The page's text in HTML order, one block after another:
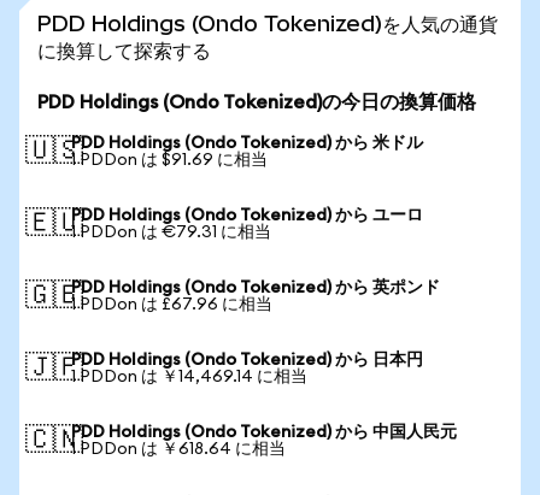
PDD Holdings (Ondo Tokenized)を人気の通貨
に換算して探索する
PDD Holdings (Ondo Tokenized)の今日の換算価格
🇺🇸PDD Holdings (Ondo Tokenized) から 米ドル
1 PDDon は $91.69 に相当
🇪🇺PDD Holdings (Ondo Tokenized) から ユーロ
1 PDDon は €79.31 に相当
🇬🇧PDD Holdings (Ondo Tokenized) から 英ポンド
1 PDDon は £67.96 に相当
🇯🇵PDD Holdings (Ondo Tokenized) から 日本円
1 PDDon は ￥14,469.14 に相当
🇨🇳PDD Holdings (Ondo Tokenized) から 中国人民元
1 PDDon は ￥618.64 に相当